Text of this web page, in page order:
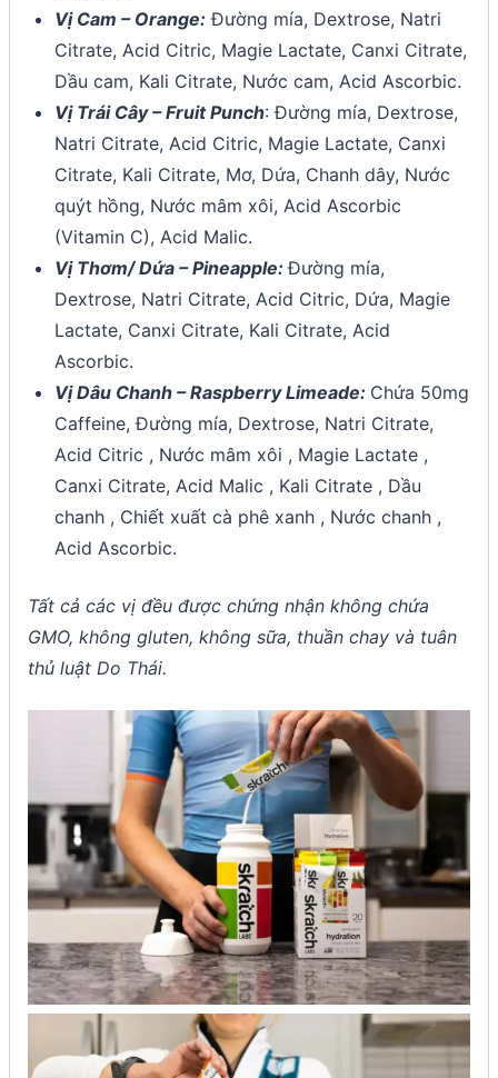
Vị Cam – Orange: Đường mía, Dextrose, Natri
Citrate, Acid Citric, Magie Lactate, Canxi Citrate,
Dầu cam, Kali Citrate, Nước cam, Acid Ascorbic.
Vị Trái Cây – Fruit Punch: Đường mía, Dextrose,
Natri Citrate, Acid Citric, Magie Lactate, Canxi
Citrate, Kali Citrate, Mơ, Dứa, Chanh dây, Nước
quýt hồng, Nước mâm xôi, Acid Ascorbic
(Vitamin C), Acid Malic.
Vị Thơm/ Dứa – Pineapple:Đường mía,
Dextrose, Natri Citrate, Acid Citric, Dứa, Magie
Lactate, Canxi Citrate, Kali Citrate, Acid
Ascorbic.
Vị Dâu Chanh – Raspberry Limeade: Chứa 50mg
Caffeine, Đường mía, Dextrose, Natri Citrate,
Acid Citric , Nước mâm xôi , Magie Lactate ,
Canxi Citrate, Acid Malic , Kali Citrate , Dầu
chanh , Chiết xuất cà phê xanh , Nước chanh ,
Acid Ascorbic.
Tất cả các vị đều được chứng nhận không chứa
GMO, không gluten, không sữa, thuần chay và tuân
thủ luật Do Thái.